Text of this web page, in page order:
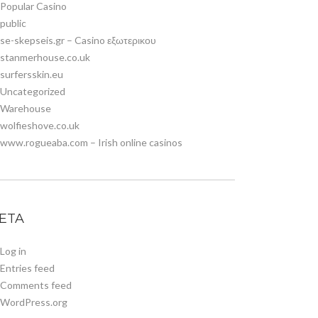
Popular Casino
public
se-skepseis.gr – Casino εξωτερικου
stanmerhouse.co.uk
surfersskin.eu
Uncategorized
Warehouse
wolfieshove.co.uk
www.rogueaba.com – Irish online casinos
Log in
Entries feed
Comments feed
WordPress.org